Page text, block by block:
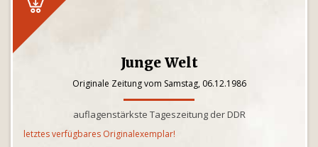
Junge Welt
Originale Zeitung vom Samstag, 06.12.1986
auflagenstärkste Tageszeitung der DDR
letztes verfügbares Originalexemplar!